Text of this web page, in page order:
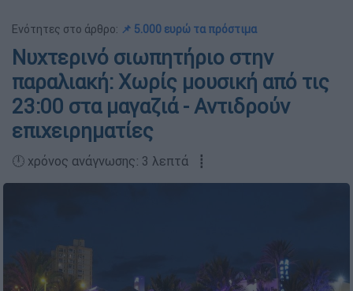
Ενότητες στο άρθρο: 📌 5.000 ευρώ τα πρόστιμα
Νυχτερινό σιωπητήριο στην
παραλιακή: Χωρίς μουσική από τις
23:00 στα μαγαζιά - Αντιδρούν
επιχειρηματίες
🕛 χρόνος ανάγνωσης: 3 λεπτά ┋